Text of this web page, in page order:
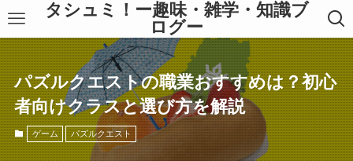
タシュミ！ー趣味・雑学・知識ブ
ログー
パズルクエストの職業おすすめは？初心
者向けクラスと選び方を解説
ゲーム パズルクエスト